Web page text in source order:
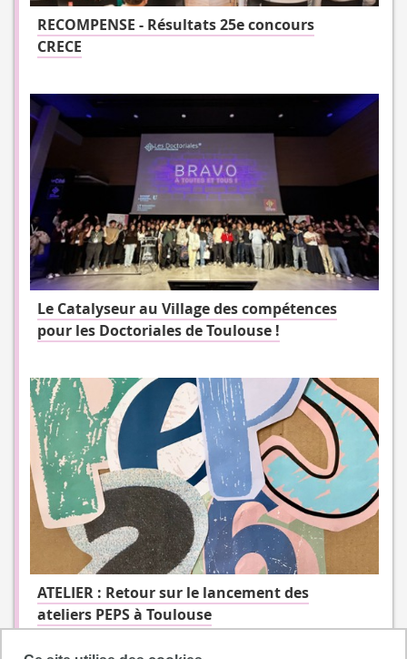
RECOMPENSE - Résultats 25e concours
CRECE
Le Catalyseur au Village des compétences
pour les Doctoriales de Toulouse !
ATELIER : Retour sur le lancement des
ateliers PEPS à Toulouse